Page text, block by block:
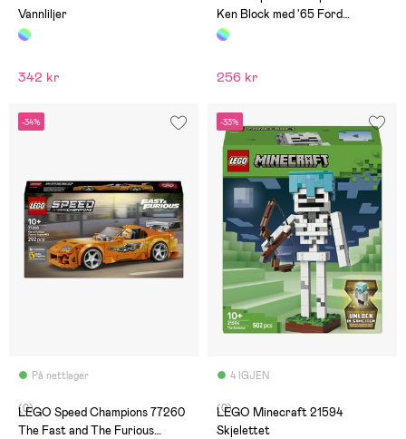
Vannliljer
342 kr
Ken Block med '65 Ford
Mustang Hoonicorn V1
256 kr
-34%
På nettlager
(0)
LEGO Speed Champions 77260
The Fast and The Furious
-33%
4 IGJEN
(0)
LEGO Minecraft 21594
Skjelettet